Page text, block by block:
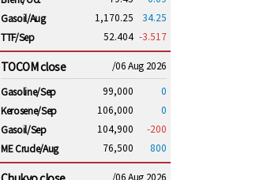
Gasoil/Aug
1,170.25
34.25
TTF/Sep
52.404 -3.517
TOCOM close
/06 Aug 2026
Gasoline/Sep
99,000
0
Kerosene/Sep
106,000
0
Gasoil/Sep
104,900
-200
ME Crude/Aug
76,500 800
/06 Aug 2026